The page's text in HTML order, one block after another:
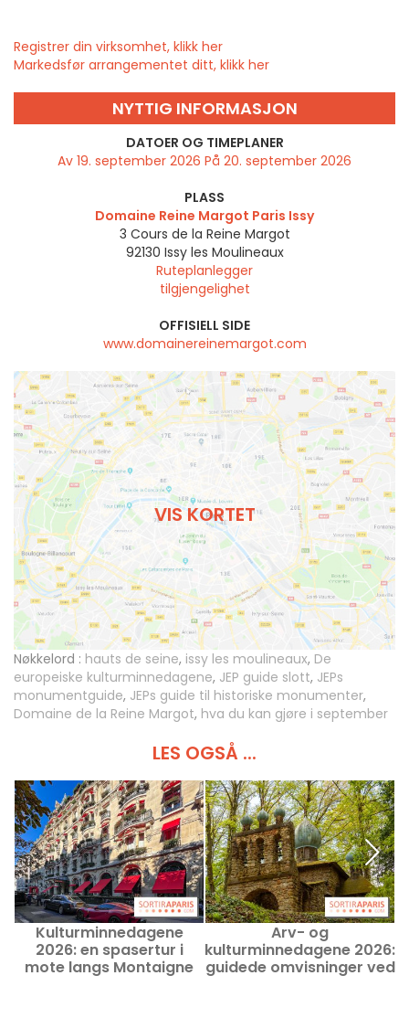
Registrer din virksomhet, klikk her
Markedsfør arrangementet ditt, klikk her
NYTTIG INFORMASJON
DATOER OG TIMEPLANER
Av 19. september 2026 På 20. september 2026
PLASS
Domaine Reine Margot Paris Issy
3 Cours de la Reine Margot
92130 Issy les Moulineaux
Ruteplanlegger
tilgjengelighet
OFFISIELL SIDE
www.domainereinemargot.com
VIS KORTET
Nøkkelord : hauts de seine, issy les moulineaux, De
europeiske kulturminnedagene, JEP guide slott, JEPs
monumentguide, JEPs guide til historiske monumenter,
Domaine de la Reine Margot, hva du kan gjøre i september
LES OGSÅ ...
Kulturminnedagene
2026: en spasertur i
mote langs Montaigne
Arv- og
kulturminnedagene 2026:
guidede omvisninger ved